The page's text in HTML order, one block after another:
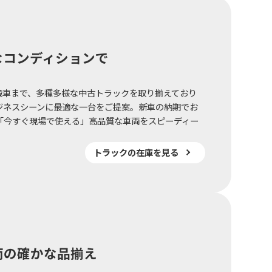
ンディションで
まで、多種多様な中古トラックを取り揃えており
スシーンに最適な一台をご提案。新車の納期でお
すぐ現場で使える」高品質な車両をスピーディー
トラックの在庫を見る
確かな品揃え